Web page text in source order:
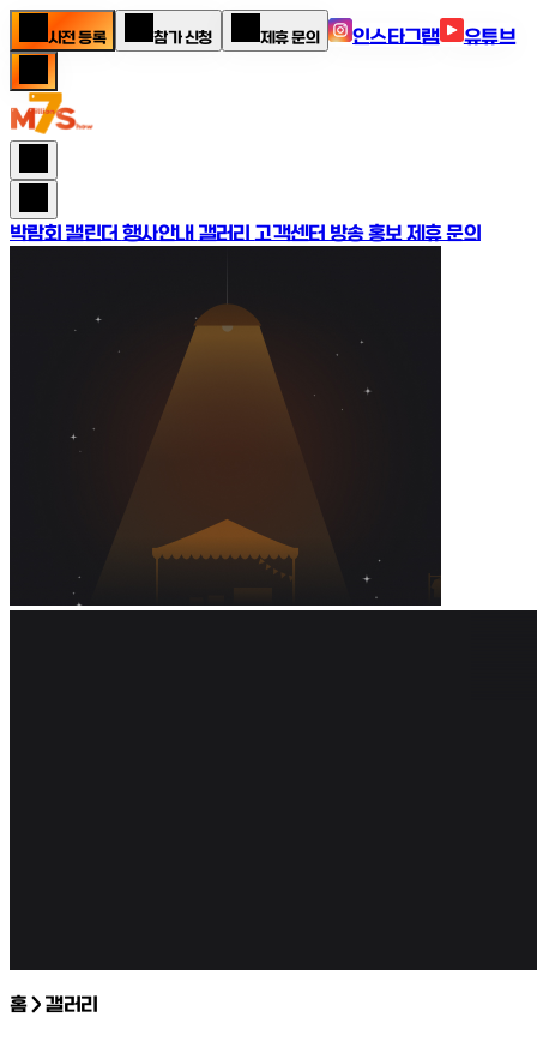
사전 등록 참가 신청 제휴 문의 인스타그램 유튜브
박람회 캘린더행사안내갤러리고객센터방송 홍보 제휴 문의
홈 > 갤러리